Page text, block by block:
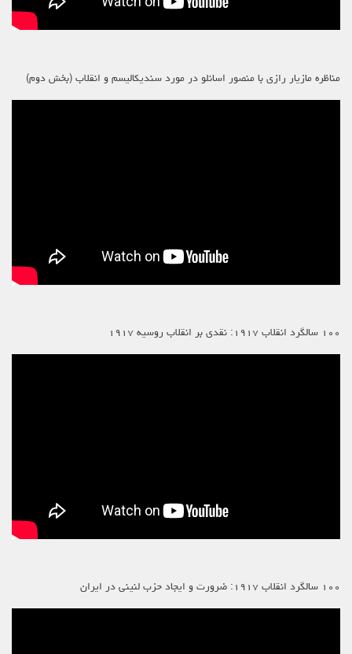
مناظره مازیار رازی با منصور اسانلو در مورد سندیکالیسم و انقلاب (بخش دوم)
۱۰۰ سالگرد انقلاب ۱۹۱۷: نقدی بر انقلاب روسیه ۱۹۱۷
۱۰۰ سالگرد انقلاب ۱۹۱۷: ضرورت و ایجاد حزب لنینی در ایران